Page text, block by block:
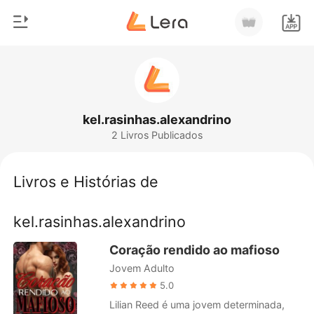
Lobisomem
Romance
Bilionários
Ranking
kel.rasinhas.alexandrino
2 Livros Publicados
Livros e Histórias de
kel.rasinhas.alexandrino
Coração rendido ao mafioso
Jovem Adulto
5.0
Lilian Reed é uma jovem determinada,